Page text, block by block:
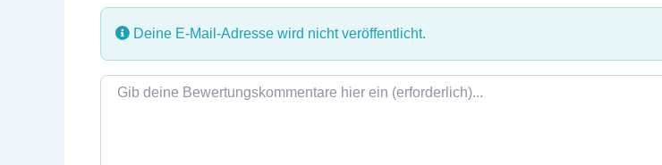
Deine E-Mail-Adresse wird nicht veröffentlicht.
Rezensionstext